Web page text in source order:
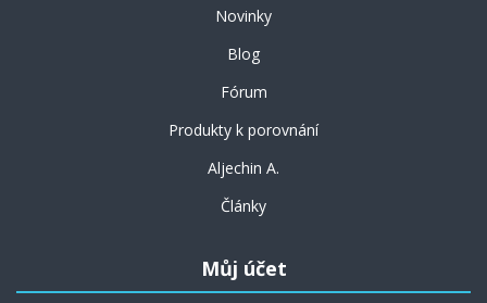
Novinky
Blog
Fórum
Produkty k porovnání
Aljechin A.
Články
Můj účet